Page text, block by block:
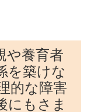
や養育者
を築けな
的な障害
にもさま